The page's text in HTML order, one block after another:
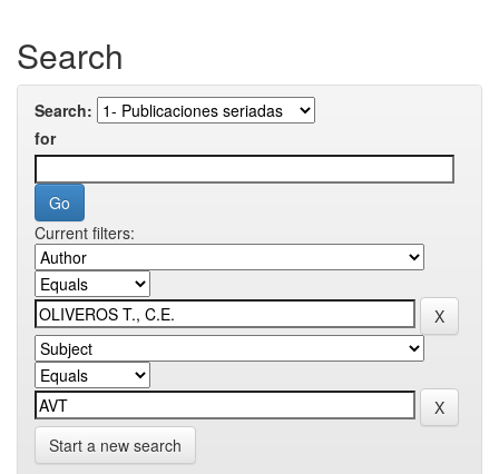
Search
Search:
for
Current filters:
Start a new search